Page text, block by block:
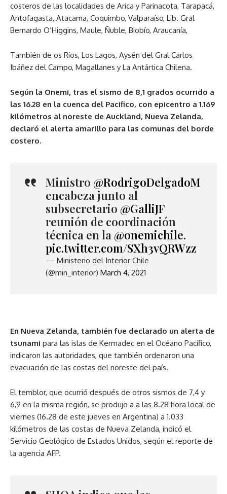
costeros de las localidades de Arica y Parinacota, Tarapacá,
Antofagasta, Atacama, Coquimbo, Valparaíso, Lib. Gral
Bernardo O’Higgins, Maule, Ñuble, Biobío, Araucanía,
También de os Ríos, Los Lagos, Aysén del Gral Carlos
Ibáñez del Campo, Magallanes y La Antártica Chilena.
Según la Onemi, tras el sismo de 8,1 grados ocurrido a
las 16.28 en la cuenca del Pacifico, con epicentro a 1.169
kilómetros al noreste de Auckland, Nueva Zelanda,
declaró el alerta amarillo para las comunas del borde
costero.
Ministro @RodrigoDelgadoM
encabeza junto al
subsecretario @GalliJF
reunión de coordinación
técnica en la @onemichile.
pic.twitter.com/SXh3vQRWzz
— Ministerio del Interior Chile
(@min_interior) March 4, 2021
En Nueva Zelanda, también fue declarado un alerta de
tsunami para las islas de Kermadec en el Océano Pacífico,
indicaron las autoridades, que también ordenaron una
evacuación de las costas del noreste del país.
El temblor, que ocurrió después de otros sismos de 7,4 y
6,9 en la misma región, se produjo a a las 8.28 hora local de
viernes (16.28 de este jueves en Argentina) a 1.033
kilómetros de las costas de Nueva Zelanda, indicó el
Servicio Geológico de Estados Unidos, según el reporte de
la agencia AFP.